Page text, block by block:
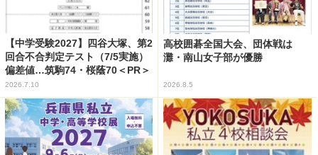
【中学受験2027】四谷大塚、第2
回合不合判定テスト（7/5実施）
偏差値…筑駒74・桜蔭70＜PR＞
2026.7.10
高校囲碁全国大会、団体戦は
灘・南山女子部が優勝
2026.8.5